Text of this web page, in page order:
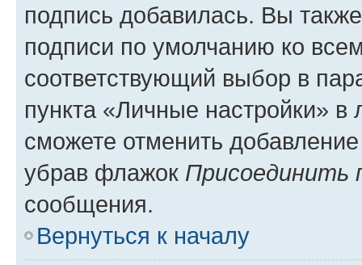
подпись добавилась. Вы
подписи по умолчанию ко
соответствующий выбор в
пункта «Личные настройки»
сможете отменить
убрав флажок Присоединить
сообщения.
Вернуться к началу